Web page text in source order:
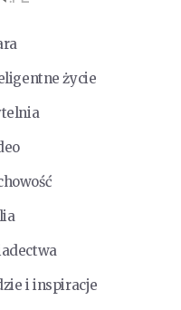
życie
i inspiracje